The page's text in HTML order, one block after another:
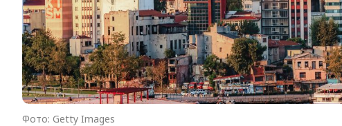
Фото: Getty Images